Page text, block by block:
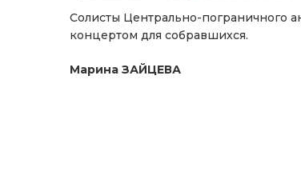
Солисты Центрально-пограничного
концертом для собравшихся.
Марина ЗАЙЦЕВА